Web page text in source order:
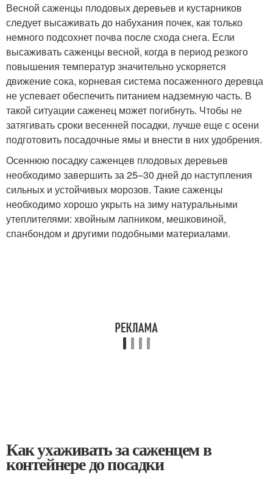
Весной саженцы плодовых деревьев и кустарников
следует высаживать до набухания почек, как только
немного подсохнет почва после схода снега. Если
высаживать саженцы весной, когда в период резкого
повышения температур значительно ускоряется
движение сока, корневая система посаженного деревца
не успевает обеспечить питанием надземную часть. В
такой ситуации саженец может погибнуть. Чтобы не
затягивать сроки весенней посадки, лучше еще с осени
подготовить посадочные ямы и внести в них удобрения.
Осеннюю посадку саженцев плодовых деревьев
необходимо завершить за 25–30 дней до наступления
сильных и устойчивых морозов. Такие саженцы
необходимо хорошо укрыть на зиму натуральными
утеплителями: хвойным лапником, мешковиной,
спанбондом и другими подобными материалами.
Как ухаживать за саженцем в
контейнере до посадки